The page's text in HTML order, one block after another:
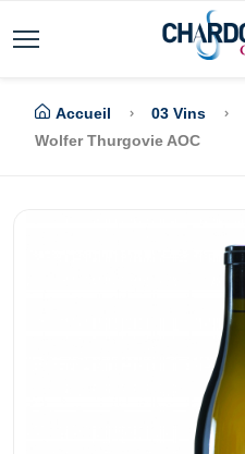
Accueil 03 Vins
Wolfer Thurgovie AOC